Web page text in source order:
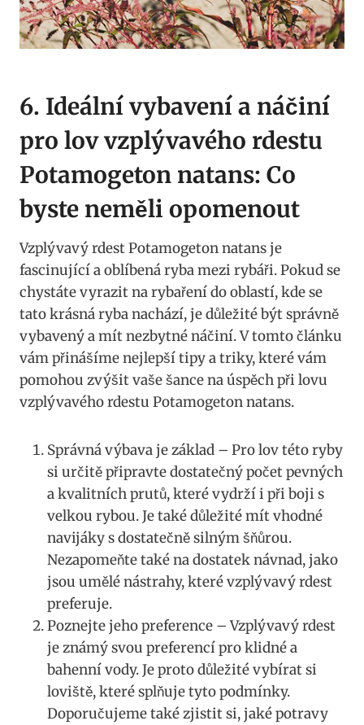
6. Ideální vybavení⁤ a⁢ náčiní
pro lov vzplývavého rdestu
Potamogeton ​natans: Co‌
byste neměli opomenout
Vzplývavý rdest Potamogeton natans⁣ je
fascinující a‌ oblíbená ‍ryba mezi⁢ rybáři. Pokud se
chystáte vyrazit na rybaření do oblastí, kde se
tato‍ krásná ryba nachází, je důležité být ⁢správně
vybavený a mít⁣ nezbytné náčiní. V⁢ tomto článku
vám ⁣přinášíme nejlepší tipy‍ a triky,‍ které vám
pomohou ⁢zvýšit vaše‍ šance na úspěch při lovu‍
vzplývavého⁣ rdestu Potamogeton natans.
Správná výbava je ⁤základ –‍ Pro‍ lov⁤ této ryby
si‍ určitě připravte dostatečný počet pevných
a kvalitních prutů, které vydrží i při boji s
velkou rybou. Je ⁤také důležité mít vhodné
navijáky s dostatečně silným šňůrou.⁣
Nezapomeňte‌ také na dostatek návnad, jako⁤
jsou umělé‌ nástrahy, které vzplývavý rdest
preferuje.
Poznejte jeho preference ‍– Vzplývavý rdest
je známý svou ⁣preferencí pro klidné a
bahenní vody.​ Je proto⁣ důležité ⁣vybírat si
loviště, které splňuje tyto podmínky. ​
Doporučujeme také zjistit si, jaké potravy